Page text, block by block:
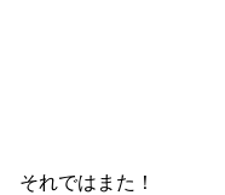
それではまた！